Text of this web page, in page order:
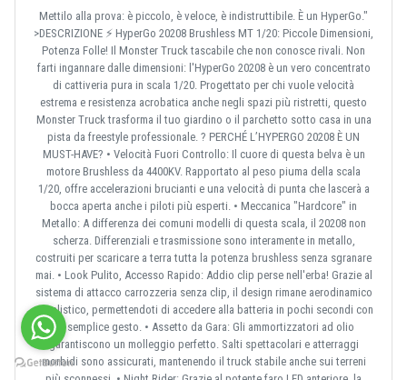
Mettilo alla prova: è piccolo, è veloce, è indistruttibile. È un HyperGo."
>DESCRIZIONE ⚡ HyperGo 20208 Brushless MT 1/20: Piccole Dimensioni,
Potenza Folle! Il Monster Truck tascabile che non conosce rivali. Non
farti ingannare dalle dimensioni: l'HyperGo 20208 è un vero concentrato
di cattiveria pura in scala 1/20. Progettato per chi vuole velocità
estrema e resistenza acrobatica anche negli spazi più ristretti, questo
Monster Truck trasforma il tuo giardino o il parchetto sotto casa in una
pista da freestyle professionale. ? PERCHÉ L’HYPERGO 20208 È UN
MUST-HAVE? • Velocità Fuori Controllo: Il cuore di questa belva è un
motore Brushless da 4400KV. Rapportato al peso piuma della scala
1/20, offre accelerazioni brucianti e una velocità di punta che lascerà a
bocca aperta anche i piloti più esperti. • Meccanica "Hardcore" in
Metallo: A differenza dei comuni modelli di questa scala, il 20208 non
scherza. Differenziali e trasmissione sono interamente in metallo,
costruiti per scaricare a terra tutta la potenza brushless senza sgranare
mai. • Look Pulito, Accesso Rapido: Addio clip perse nell'erba! Grazie al
sistema di attacco carrozzeria senza clip, il design rimane aerodinamico
e realistico, permettendoti di accedere alla batteria in pochi secondi con
un semplice gesto. • Assetto da Gara: Gli ammortizzatori ad olio
garantiscono un molleggio perfetto. Salti spettacolari e atterraggi
morbidi sono assicurati, mantenendo il truck stabile anche sui terreni